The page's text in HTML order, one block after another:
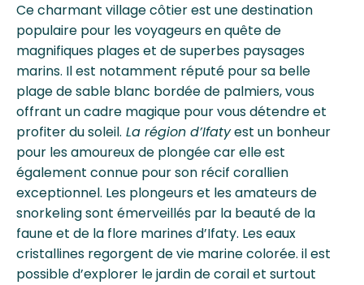
Ce charmant village côtier est une destination
populaire pour les voyageurs en quête de
magnifiques plages et de superbes paysages
marins. Il est notamment réputé pour sa belle
plage de sable blanc bordée de palmiers, vous
offrant un cadre magique pour vous détendre et
profiter du soleil. La région d’Ifatyest un bonheur
pour les amoureux de plongée car elle est
également connue pour son récif corallien
exceptionnel. Les plongeurs et les amateurs de
snorkeling sont émerveillés par la beauté de la
faune et de la flore marines d’Ifaty. Les eaux
cristallines regorgent de vie marine colorée. il est
possible d’explorer le jardin de corail et surtout